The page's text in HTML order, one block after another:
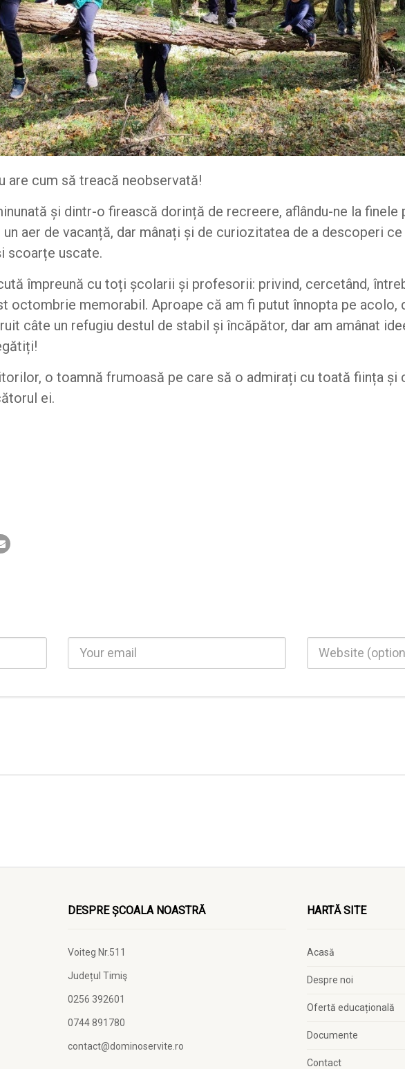
are cum să treacă neobservată!
și dintr-o firească dorință de recreere, aflându-ne la finele
aer de vacanță, dar mânați și de curiozitatea de a descoperi
scoarțe uscate.
împreună cu toți școlarii și profesorii: privind, cercetând,
octombrie memorabil. Aproape că am fi putut înnopta pe acolo,
câte un refugiu destul de stabil și încăpător, dar am amânat
o toamnă frumoasă pe care să o admirați cu toată ființa și
ei.
DESPRE ȘCOALA NOASTRĂ
Voiteg Nr.511
Județul Timiş
0256 392601
0744 891780
contact@dominoservite.ro
HARTĂ SITE
Acasă
Despre noi
Ofertă educațională
Documente
Contact